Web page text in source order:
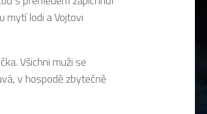
mytí lodi a Vojtovi
Všichni muži se
v hospodě zbytečně